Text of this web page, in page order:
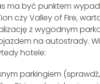
ma być punktem
czy Valley of Fire,
z wygodnym
na autostrady.
hotele:
parkingiem